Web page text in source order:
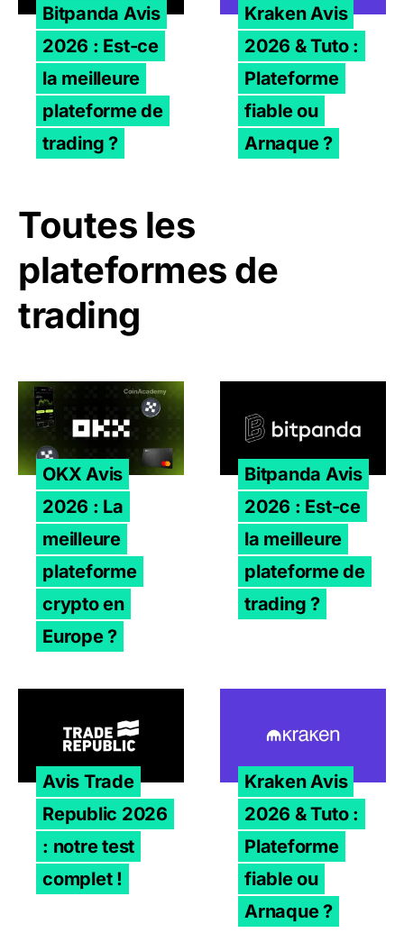
Bitpanda Avis
2026 : Est-ce
la meilleure
plateforme de
trading ?
Kraken Avis
2026 & Tuto :
Plateforme
fiable ou
Arnaque ?
Toutes les
plateformes de
trading
OKX Avis 2026 : La meilleure plateforme crypto en
OKX Avis
2026 : La
meilleure
plateforme
crypto en
Europe ?
Bitpanda Avis
2026 : Est-ce
la meilleure
plateforme de
trading ?
Avis Trade
Republic 2026
: notre test
complet !
Kraken Avis
2026 & Tuto :
Plateforme
fiable ou
Arnaque ?